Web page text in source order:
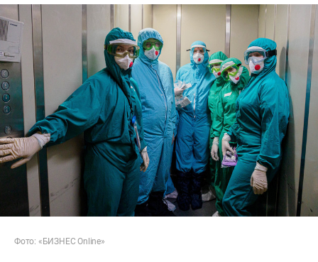
Фото: «БИЗНЕС Online»